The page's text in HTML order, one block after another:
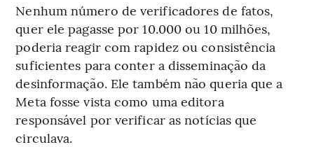
Nenhum número de verificadores de fatos,
quer ele pagasse por 10.000 ou 10 milhões,
poderia reagir com rapidez ou consistência
suficientes para conter a disseminação da
desinformação. Ele também não queria que a
Meta fosse vista como uma editora
responsável por verificar as notícias que
circulava.